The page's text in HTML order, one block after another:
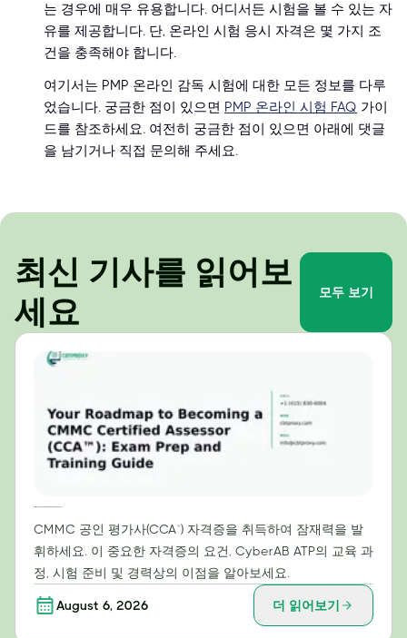
는 경우에 매우 유용합니다. 어디서든 시험을 볼 수 있는 자
유를 제공합니다. 단, 온라인 시험 응시 자격은 몇 가지 조
건을 충족해야 합니다.
여기서는 PMP 온라인 감독 시험에 대한 모든 정보를 다루
었습니다. 궁금한 점이 있으면 PMP 온라인 시험 FAQ 가이
드를 참조하세요. 여전히 궁금한 점이 있으면 아래에 댓글
을 남기거나 직접 문의해 주세요.
최신 기사를 읽어보
세요
모두 보기
CMMC 공인 평가사(CCA™) 자격증을 취득하여 잠재력을 발
휘하세요. 이 중요한 자격증의 요건, CyberAB ATP의 교육 과
정, 시험 준비 및 경력상의 이점을 알아보세요.
August 6, 2026 더 읽어보기